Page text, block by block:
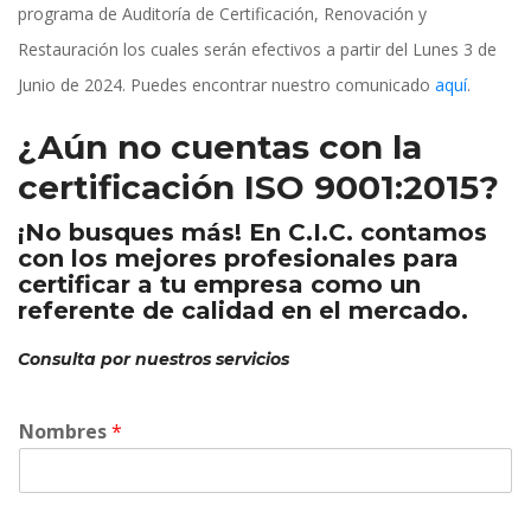
programa de Auditoría de Certificación, Renovación y
Restauración los cuales serán efectivos a partir del Lunes 3 de
Junio de 2024. Puedes encontrar nuestro comunicado aquí.
¿Aún no cuentas con la
certificación ISO 9001:2015?
¡No busques más! En C.I.C. contamos
con los mejores profesionales para
certificar a tu empresa como un
referente de calidad en el mercado.
Consulta por nuestros servicio
Nombres *